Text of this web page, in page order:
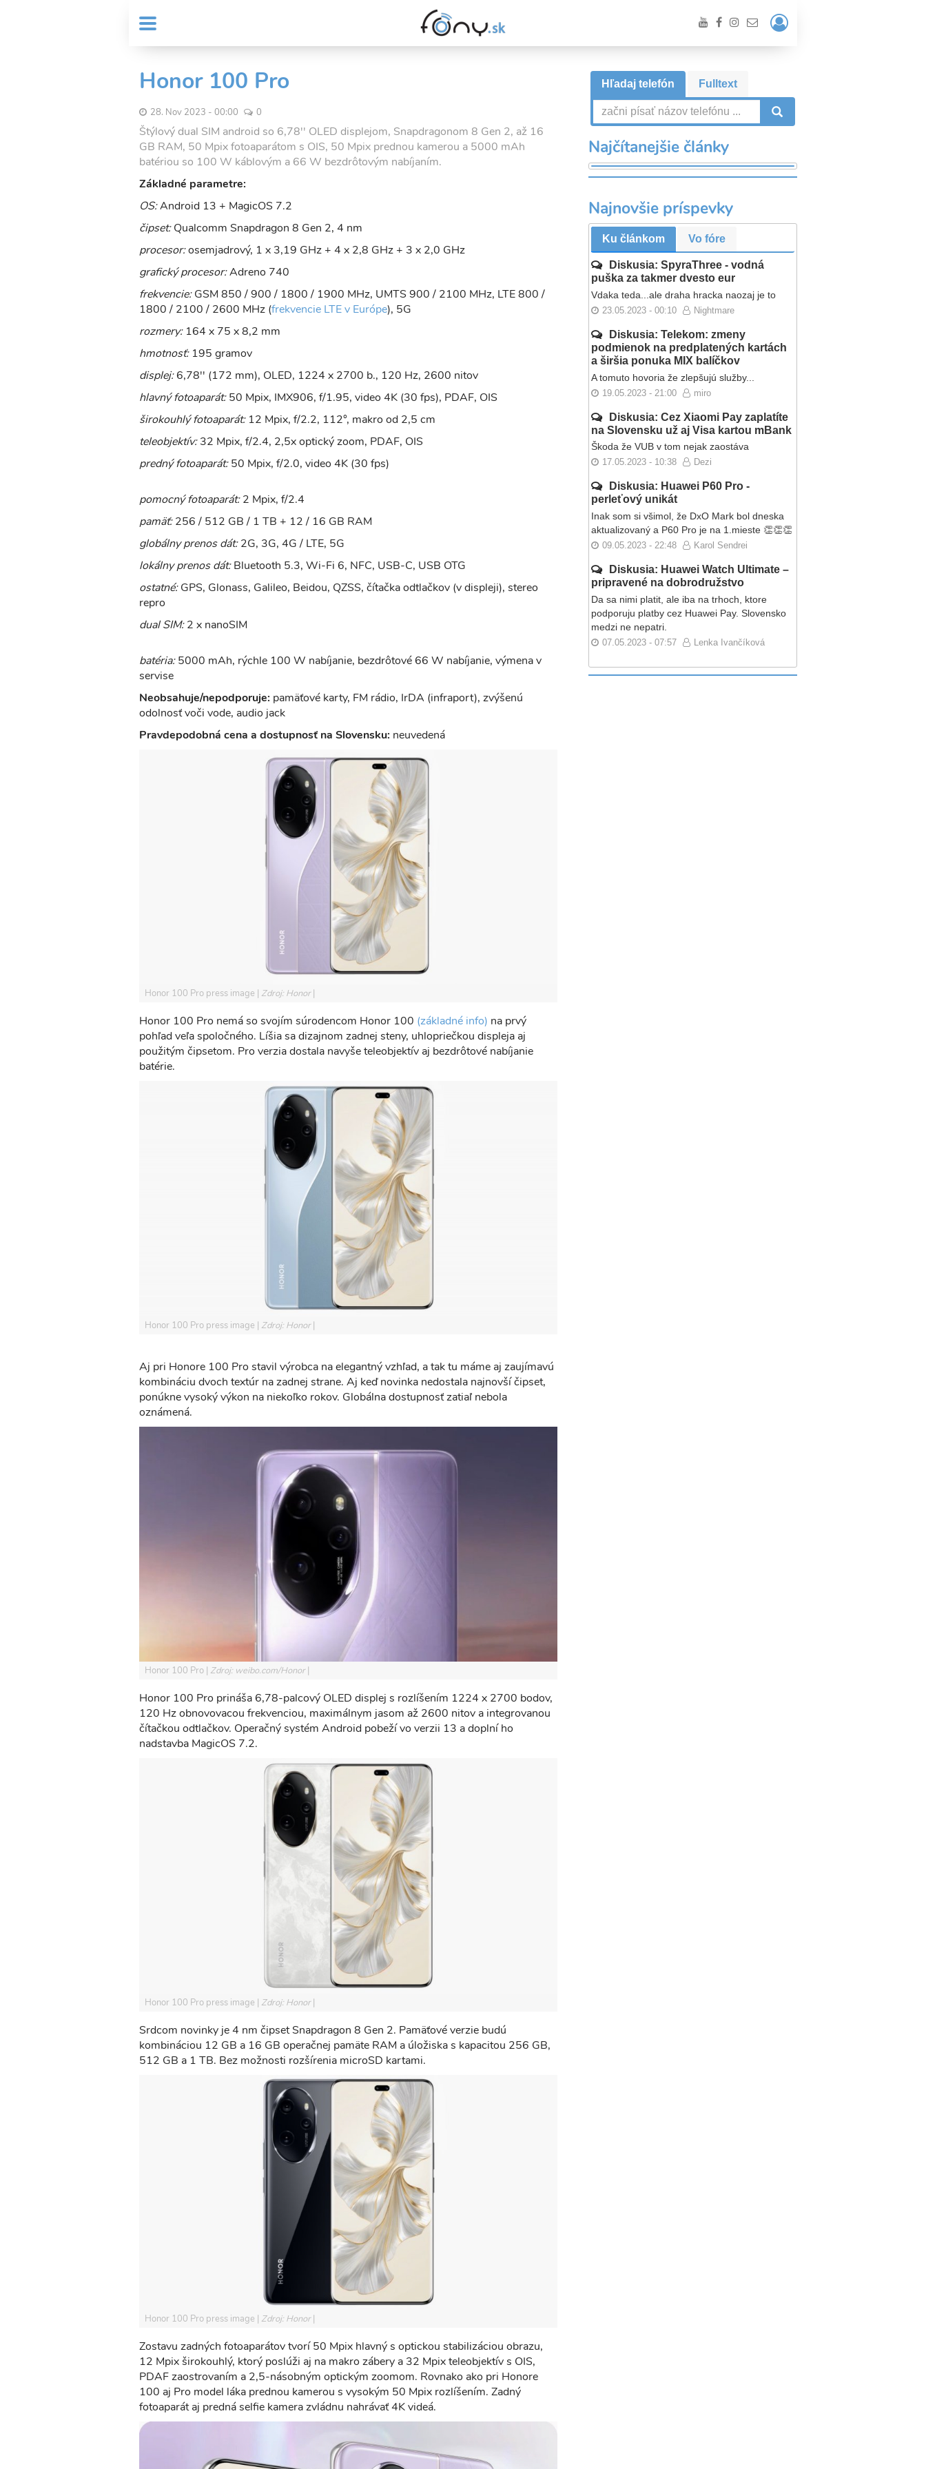
MENU
Header
menu
User
account
Prihlásiť
/
Registrácia
Honor 100 Pro
28. Nov 2023 - 00:00 0
Štýlový dual SIM android so 6,78'' OLED displejom, Snapdragonom 8 Gen 2, až 16
GB RAM, 50 Mpix fotoaparátom s OIS, 50 Mpix prednou kamerou a 5000 mAh
batériou so 100 W káblovým a 66 W bezdrôtovým nabíjaním.
Základné parametre:
OS:Android 13 + MagicOS 7.2
čipset:Qualcomm Snapdragon 8 Gen 2, 4 nm
procesor:osemjadrový, 1 x 3,19 GHz + 4 x 2,8 GHz + 3 x 2,0 GHz
grafický procesor:Adreno 740
frekvencie:GSM 850 / 900 / 1800 / 1900 MHz, UMTS 900 / 2100 MHz, LTE 800 /
1800 / 2100 / 2600 MHz (frekvencie LTE v Európe), 5G
rozmery: 164 x 75 x 8,2 mm
hmotnosť: 195 gramov
displej:6,78'' (172 mm), OLED, 1224 x 2700 b., 120 Hz, 2600 nitov
hlavný fotoaparát:50 Mpix, IMX906, f/1.95, video 4K (30 fps), PDAF, OIS
širokouhlý fotoaparát:12 Mpix, f/2.2, 112°, makro od 2,5 cm
teleobjektív:32 Mpix, f/2.4, 2,5x optický zoom, PDAF, OIS
predný fotoaparát:50 Mpix, f/2.0, video 4K (30 fps)
pomocný fotoaparát:2 Mpix, f/2.4
pamäť:256 / 512 GB / 1 TB + 12 / 16 GB RAM
globálny prenos dát:2G, 3G, 4G / LTE, 5G
lokálny prenos dát:Bluetooth 5.3, Wi-Fi 6, NFC, USB-C, USB OTG
ostatné:GPS, Glonass, Galileo, Beidou, QZSS, čítačka odtlačkov (v displeji), stereo
repro
dual SIM:2 x nanoSIM
batéria:5000 mAh, rýchle 100 W nabíjanie, bezdrôtové 66 W nabíjanie, výmena v
servise
Neobsahuje/nepodporuje: pamäťové karty, FM rádio, IrDA (infraport), zvýšenú
odolnosť voči vode, audio jack
Pravdepodobná cena a dostupnosť na Slovensku: neuvedená
Honor 100 Pro press image Zdroj: Honor
Honor 100 Pro nemá so svojím súrodencom Honor 100 (základné info) na prvý
pohľad veľa spoločného. Líšia sa dizajnom zadnej steny, uhlopriečkou displeja aj
použitým čipsetom. Pro verzia dostala navyše teleobjektív aj bezdrôtové nabíjanie
batérie.
Honor 100 Pro press image Zdroj: Honor
Aj pri Honore 100 Pro stavil výrobca na elegantný vzhľad, a tak tu máme aj zaujímavú
kombináciu dvoch textúr na zadnej strane. Aj keď novinka nedostala najnovší čipset,
ponúkne vysoký výkon na niekoľko rokov. Globálna dostupnosť zatiaľ nebola
oznámená.
Honor 100 Pro Zdroj: weibo.com/Honor
Honor 100 Pro prináša 6,78-palcový OLED displej s rozlíšením 1224 x 2700 bodov,
120 Hz obnovovacou frekvenciou, maximálnym jasom až 2600 nitov a integrovanou
čítačkou odtlačkov. Operačný systém Android pobeží vo verzii 13 a doplní ho
nadstavba MagicOS 7.2.
Honor 100 Pro press image Zdroj: Honor
Srdcom novinky je 4 nm čipset Snapdragon 8 Gen 2. Pamäťové verzie budú
kombináciou 12 GB a 16 GB operačnej pamäte RAM a úložiska s kapacitou 256 GB,
512 GB a 1 TB. Bez možnosti rozšírenia microSD kartami.
Honor 100 Pro press image Zdroj: Honor
Zostavu zadných fotoaparátov tvorí 50 Mpix hlavný s optickou stabilizáciou obrazu,
12 Mpix širokouhlý, ktorý poslúži aj na makro zábery a 32 Mpix teleobjektív s OIS,
PDAF zaostrovaním a 2,5-násobným optickým zoomom. Rovnako ako pri Honore
100 aj Pro model láka prednou kamerou s vysokým 50 Mpix rozlíšením. Zadný
fotoaparát aj predná selfie kamera zvládnu nahrávať 4K videá.
Hľadaj telefón Fulltext
Najčítanejšie články
Najnovšie príspevky
Ku článkom Vo fóre
Diskusia: SpyraThree - vodná
puška za takmer dvesto eur
Vdaka teda...ale draha hracka naozaj je to
23.05.2023 - 00:10 Nightmare
Diskusia: Telekom: zmeny
podmienok na predplatených kartách
a širšia ponuka MIX balíčkov
A tomuto hovoria že zlepšujú služby...
19.05.2023 - 21:00 miro
Diskusia: Cez Xiaomi Pay zaplatíte
na Slovensku už aj Visa kartou mBank
Škoda že VUB v tom nejak zaostáva
17.05.2023 - 10:38 Dezi
Diskusia: Huawei P60 Pro -
perleťový unikát
Inak som si všimol, že DxO Mark bol dneska
aktualizovaný a P60 Pro je na 1.mieste 👏👏👏
09.05.2023 - 22:48 Karol Sendrei
Diskusia: Huawei Watch Ultimate –
pripravené na dobrodružstvo
Da sa nimi platit, ale iba na trhoch, ktore
podporuju platby cez Huawei Pay. Slovensko
medzi ne nepatri.
07.05.2023 - 07:57 Lenka Ivančíková